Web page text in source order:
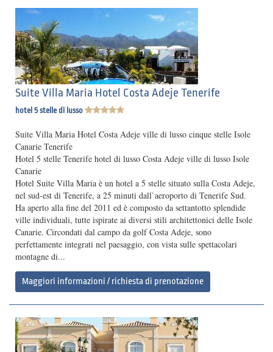
Suite Villa Maria Hotel Costa Adeje Tenerife
hotel 5 stelle di lusso
Suite Villa Maria Hotel Costa Adeje ville di lusso cinque stelle Isole
Canarie Tenerife
Hotel 5 stelle Tenerife hotel di lusso Costa Adeje ville di lusso Isole
Canarie
Hotel Suite Villa Maria è un hotel a 5 stelle situato sulla Costa Adeje,
nel sud-est di Tenerife, a 25 minuti dall`aeroporto di Tenerife Sud.
Ha aperto alla fine del 2011 ed è composto da settantotto splendide
ville individuali, tutte ispirate ai diversi stili architettonici delle Isole
Canarie. Circondati dal campo da golf Costa Adeje, sono
perfettamente integrati nel paesaggio, con vista sulle spettacolari
montagne di...
Maggiori informazioni / richiesta di prenotazione